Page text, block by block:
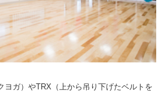
ヨガ）やTRX（上から吊り下げたベルトを